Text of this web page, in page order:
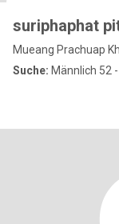
suriphaphat
Mueang Prachuap
Suche: Männlich 52